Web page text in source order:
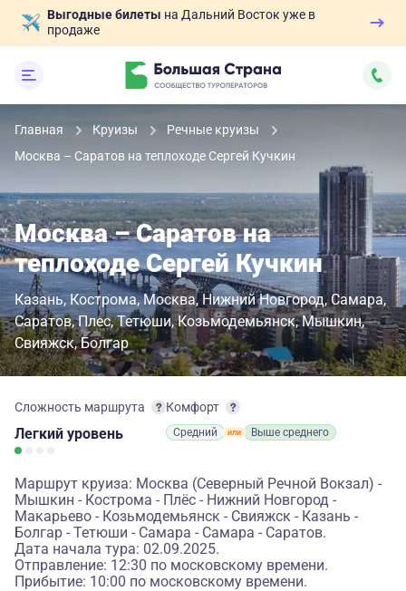
Выгодные билеты на Дальний Восток уже в
продаже
Главная Круизы
Речные круизы
Москва – Саратов на теплоходе Сергей Кучкин
Москва – Саратов на
теплоходе Сергей Кучкин
Казань Кострома Москва Нижний Новгород Самара
Саратов Плес Тетюши Козьмодемьянск Мышкин
Свияжск Болгар
Сложность маршрута
Легкий уровень
Комфорт
Средний Выше среднего
Маршрут круиза: Москва (Северный Речной Вокзал) -
Мышкин - Кострома - Плёс - Нижний Новгород -
Макарьево - Козьмодемьянск - Свияжск - Казань -
Болгар - Тетюши - Самара - Самара - Саратов.
Дата начала тура: 02.09.2025.
Отправление: 12:30 по московскому времени.
Прибытие: 10:00 по московскому времени.